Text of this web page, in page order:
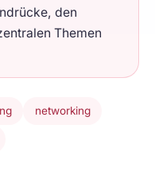
den
Themen
networking